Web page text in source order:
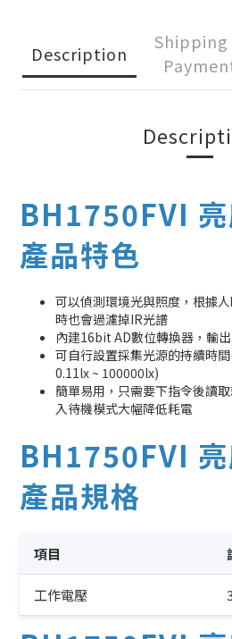
Description
Shipping
BH1750FVI
產品特色
可以偵測環境光與照度，根據
時也會過濾掉IR光譜
內建16bit AD數位轉換器，輸
可自行設置採集光源的持續時
0.11lx ~ 100000lx)
簡單易用，只需要下指令後讀
入待機模式大幅降低耗電
BH1750FVI
產品規格
項目
工作電壓